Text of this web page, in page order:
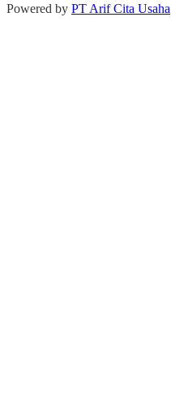
Powered by PT Arif Cita Usaha